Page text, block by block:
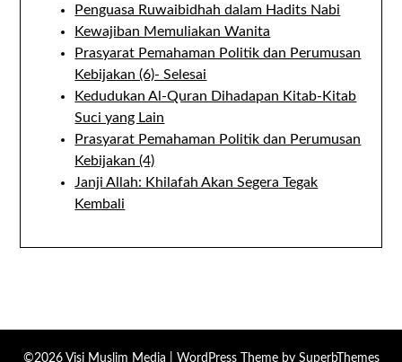
Penguasa Ruwaibidhah dalam Hadits Nabi
Kewajiban Memuliakan Wanita
Prasyarat Pemahaman Politik dan Perumusan
Kebijakan (6)- Selesai
Kedudukan Al-Quran Dihadapan Kitab-Kitab
Suci yang Lain
Prasyarat Pemahaman Politik dan Perumusan
Kebijakan (4)
Janji Allah: Khilafah Akan Segera Tegak
Kembali
©2026 Visi Muslim Media | WordPress Theme by SuperbThemes